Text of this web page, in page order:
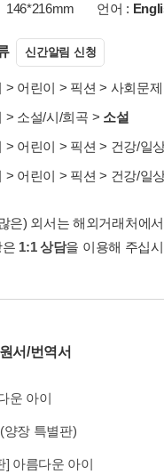
146*216mm 언어 :
신간알림 신청
> 어린이 > 픽션 > 사회문제
> 소설/시/희곡 > 소설
> 어린이 > 픽션 > 건강/일
> 어린이 > 픽션 > 건강/일
은) 외서는 해외거래처에
1:1 상담을 이용해 주십
서/번역서
운 아이
양장 특별판)
] 아름다운 아이